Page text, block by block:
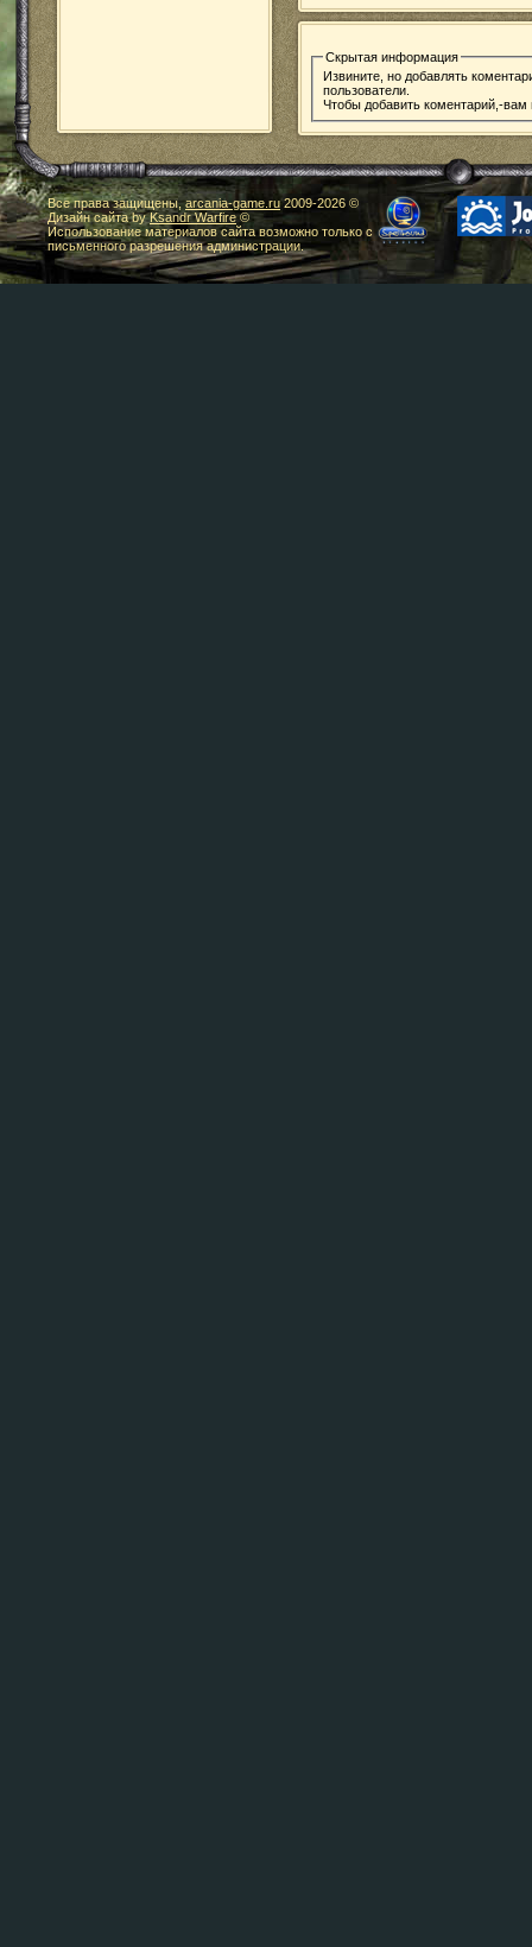
Скрытая информация
Извините, но добавлять
пользователи.
Чтобы добавить коментарий,-
Все права защищены,arcania-game.ru2009-2026 ©
Дизайн сайта byKsandr Warfire©
Использование материалов сайта возможно только с
письменного разрешения администрации.